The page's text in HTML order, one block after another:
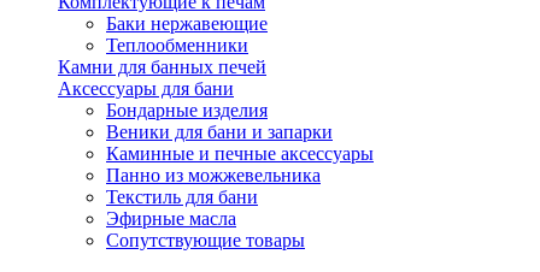
Баки нержавеющие
Теплообменники
Камни для банных печей
Аксессуары для бани
Бондарные изделия
Веники для бани и запарки
Каминные и печные аксессуары
Панно из можжевельника
Текстиль для бани
Эфирные масла
Сопутствующие товары